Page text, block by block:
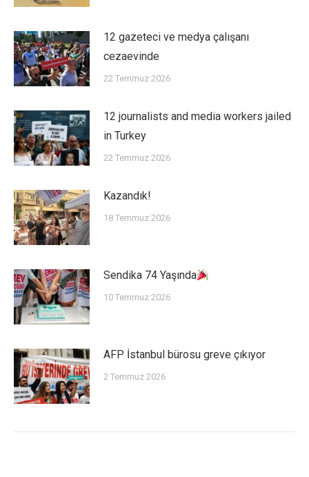
12 gazeteci ve medya çalışanı
cezaevinde
22 Temmuz 2026
12 journalists and media workers jailed
in Turkey
22 Temmuz 2026
Kazandık!
18 Temmuz 2026
Sendika 74 Yaşında
10 Temmuz 2026
AFP İstanbul bürosu greve çıkıyor
2 Temmuz 2026